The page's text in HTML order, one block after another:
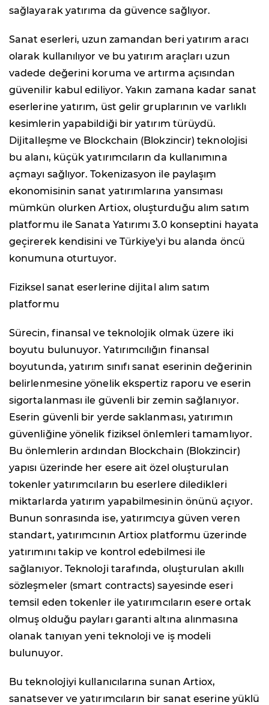
sağlayarak yatırıma da güvence sağlıyor.
Sanat eserleri, uzun zamandan beri yatırım aracı
olarak kullanılıyor ve bu yatırım araçları uzun
vadede değerini koruma ve artırma açısından
güvenilir kabul ediliyor. Yakın zamana kadar sanat
eserlerine yatırım, üst gelir gruplarının ve varlıklı
kesimlerin yapabildiği bir yatırım türüydü.
Dijitalleşme ve Blockchain (Blokzincir) teknolojisi
bu alanı, küçük yatırımcıların da kullanımına
açmayı sağlıyor. Tokenizasyon ile paylaşım
ekonomisinin sanat yatırımlarına yansıması
mümkün olurken Artiox, oluşturduğu alım satım
platformu ile Sanata Yatırımı 3.0 konseptini hayata
geçirerek kendisini ve Türkiye'yi bu alanda öncü
konumuna oturtuyor.
Fiziksel sanat eserlerine dijital alım satım
platformu
Sürecin, finansal ve teknolojik olmak üzere iki
boyutu bulunuyor. Yatırımcılığın finansal
boyutunda, yatırım sınıfı sanat eserinin değerinin
belirlenmesine yönelik ekspertiz raporu ve eserin
sigortalanması ile güvenli bir zemin sağlanıyor.
Eserin güvenli bir yerde saklanması, yatırımın
güvenliğine yönelik fiziksel önlemleri tamamlıyor.
Bu önlemlerin ardından Blockchain (Blokzincir)
yapısı üzerinde her esere ait özel oluşturulan
tokenler yatırımcıların bu eserlere diledikleri
miktarlarda yatırım yapabilmesinin önünü açıyor.
Bunun sonrasında ise, yatırımcıya güven veren
standart, yatırımcının Artiox platformu üzerinde
yatırımını takip ve kontrol edebilmesi ile
sağlanıyor. Teknoloji tarafında, oluşturulan akıllı
sözleşmeler (smart contracts) sayesinde eseri
temsil eden tokenler ile yatırımcıların esere ortak
olmuş olduğu payları garanti altına alınmasına
olanak tanıyan yeni teknoloji ve iş modeli
bulunuyor.
Bu teknolojiyi kullanıcılarına sunan Artiox,
sanatsever ve yatırımcıların bir sanat eserine yüklü